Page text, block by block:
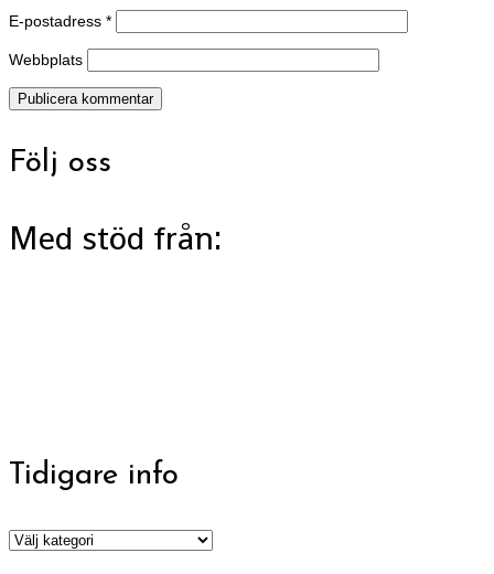
E-postadress *
Webbplats
Följ oss
Med stöd från:
Tidigare info
Tidigare